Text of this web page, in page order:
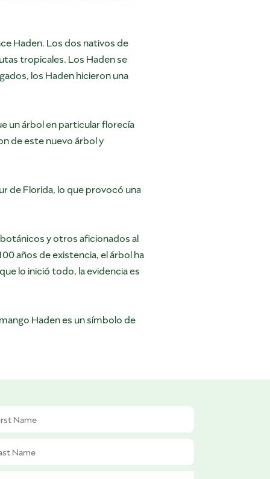
Haden. Los dos nativos de
tropicales. Los Haden se
los Haden hicieron una
un árbol en particular florecía
de este nuevo árbol y
de Florida, lo que provocó una
y otros aficionados al
años de existencia, el árbol ha
lo inició todo, la evidencia es
Haden es un símbolo de